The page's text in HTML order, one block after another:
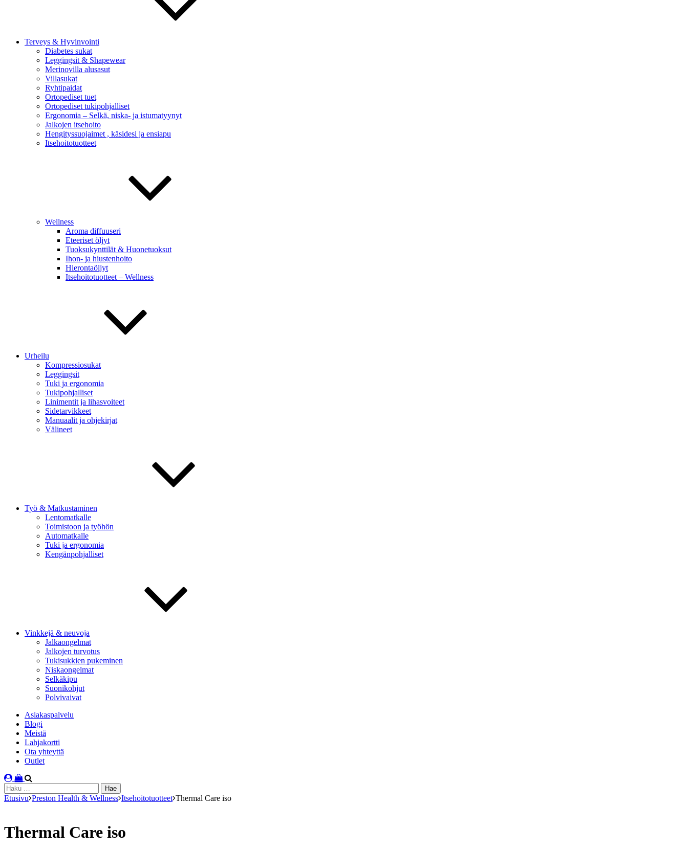
Terveys & Hyvinvointi
Diabetes sukat
Leggingsit & Shapewear
Merinovilla alusasut
Villasukat
Ryhtipaidat
Ortopediset tuet
Ortopediset tukipohjalliset
Ergonomia – Selkä, niska- ja istumatyynyt
Jalkojen itsehoito
Hengityssuojaimet , käsidesi ja ensiapu
Itsehoitotuotteet
Wellness
Aroma diffuuseri
Eteeriset öljyt
Tuoksukynttilät & Huonetuoksut
Ihon- ja hiustenhoito
Hierontaöljyt
Itsehoitotuotteet – Wellness
Urheilu
Kompressiosukat
Leggingsit
Tuki ja ergonomia
Tukipohjalliset
Linimentit ja lihasvoiteet
Sidetarvikkeet
Manuaalit ja ohjekirjat
Välineet
Työ & Matkustaminen
Lentomatkalle
Toimistoon ja työhön
Automatkalle
Tuki ja ergonomia
Kengänpohjalliset
Vinkkejä & neuvoja
Jalkaongelmat
Jalkojen turvotus
Tukisukkien pukeminen
Niskaongelmat
Selkäkipu
Suonikohjut
Polvivaivat
Asiakaspalvelu
Blogi
Meistä
Lahjakortti
Ota yhteyttä
Outlet
Haku:
Etusivu Preston Health & Wellness Itsehoitotuotteet Thermal Care iso
Thermal Care iso